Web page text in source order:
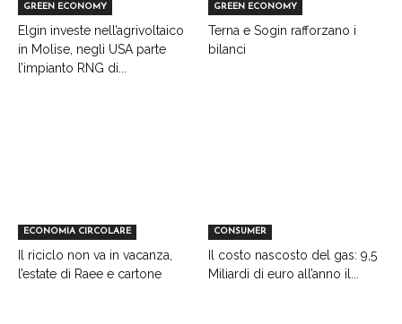
GREEN ECONOMY
Elgin investe nell’agrivoltaico
in Molise, negli USA parte
l’impianto RNG di...
GREEN ECONOMY
Terna e Sogin rafforzano i
bilanci
ECONOMIA CIRCOLARE
Il riciclo non va in vacanza,
l’estate di Raee e cartone
CONSUMER
Il costo nascosto del gas: 9,5
Miliardi di euro all’anno il...